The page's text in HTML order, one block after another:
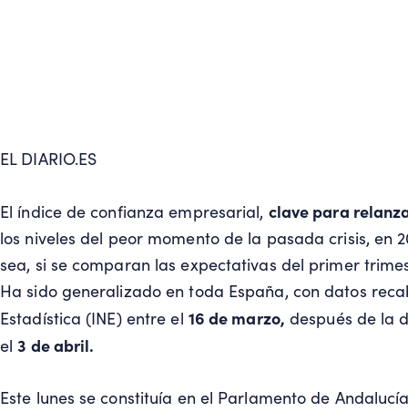
EL DIARIO.ES
El índice de confianza empresarial, clave para
los niveles del peor momento de la pasada crisis, en
sea, si se comparan las expectativas del primer
Ha sido generalizado en toda España, con datos
Estadística (INE)entre el 16 de marzo, después de la
el3 de abril.
Este lunes se constituía en el Parlamento de